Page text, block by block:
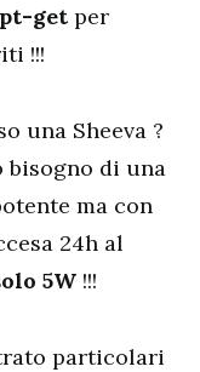
get per
!!!
una Sheeva ?
bisogno di una
ma con
24h al
5W !!!
particolari